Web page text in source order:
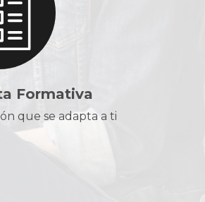
Formativa
que se adapta a ti